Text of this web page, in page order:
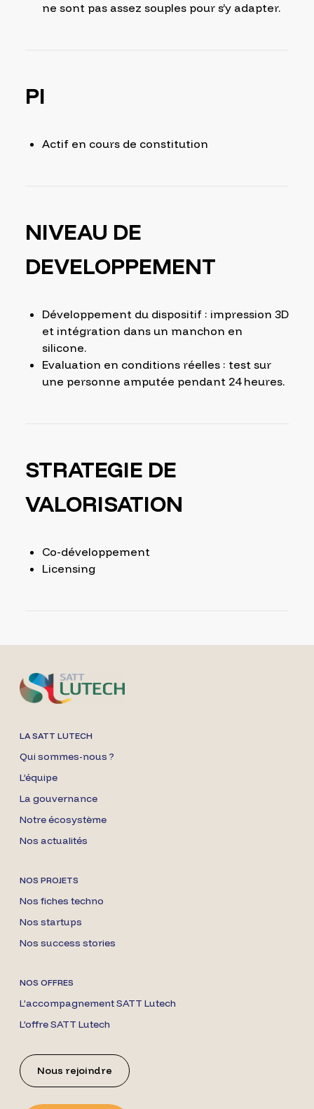
ne sont pas assez souples pour s’y adapter.
PI
Actif en cours de constitution
NIVEAU DE
DEVELOPPEMENT
Développement du dispositif : impression 3D
et intégration dans un manchon en
silicone.
Evaluation en conditions réelles : test sur
une personne amputée pendant 24 heures.
STRATEGIE DE
VALORISATION
Co-développement
Licensing
LA SATT LUTECH
Qui sommes-nous ?
L’équipe
La gouvernance
Notre écosystème
Nos actualités
NOS PROJETS
Nos fiches techno
Nos startups
Nos success stories
NOS OFFRES
L’accompagnement SATT Lutech
L’offre SATT Lutech
Nous rejoindre